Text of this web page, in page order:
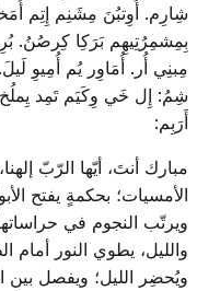
شِارِم. أُوِتبُنَ مِشَنِم إِتِم
بِمِشمِرُتِيهِم بَرَكِا كِرصُنُ.
مِبنِي أُر. أُمَاوِر يُم أُمِيوِ
شِمُ: إِل خَي وِكَيَم تَمِد يِملُخ
أَرَبِم:
مبارك أنتَ، أيّها الرّبّ
الأمسيات؛ بحكمةٍ يفتح
ويرتّب النجوم في
والليل، يطوي النور أمام
ويُحضِر الليل؛ ويفصل بين